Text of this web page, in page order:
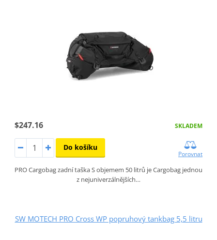
$247.16 SKLADEM
Do košíku
Porovnat
PRO Cargobag zadní taška S objemem 50 litrů je Cargobag jednou
z nejuniverzálnějších…
SW MOTECH PRO Cross WP popruhový tankbag 5,5 litru